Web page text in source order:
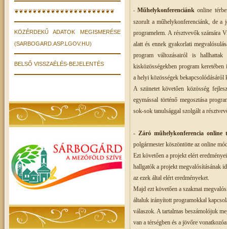
❦❦❦❦❦❦❦❦❦❦❦❦❦❦❦❦❦❦❦❦❦❦
KÖZÉRDEKŰ ADATOK MEGISMERÉSE
(SARBOGARD.ASP.LGOV.HU)
BELSŐ VISSZAÉLÉS-BEJELENTÉS
- Műhelykonferenciánk online tér
szorult a műhelykonferenciánk, de a
programelem. A résztvevők számára
alatt és ennek gyakorlati
program változásairól is
kisközösségekben program
a helyi közösségek
A szünetet követően közösség
egymással történő megosztása
sok-sok tanulsággal szolgált a
-Záró műhelykonferencia online
polgármester köszöntötte az online
Ezt követően a projekt elért
hallgatók a projekt megvalósításának
az ezek által elért eredményeket.
Majd ezt követően a szakmai
általuk irányított programokkal
válaszok. A tartalmas beszámolójuk
van a térségben és a jövőre